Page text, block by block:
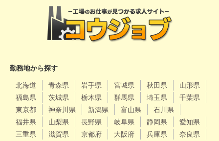
勤務地から探す
北海道 青森県 岩手県 宮城県 秋田県
山形県
福島県
茨城県 栃木県 群馬県 埼玉県
千葉県
東京都
神奈川県 新潟県 富山県
石川県
福井県
山梨県 長野県 岐阜県 静岡県
愛知県
三重県
滋賀県 京都府 大阪府 兵庫県
奈良県